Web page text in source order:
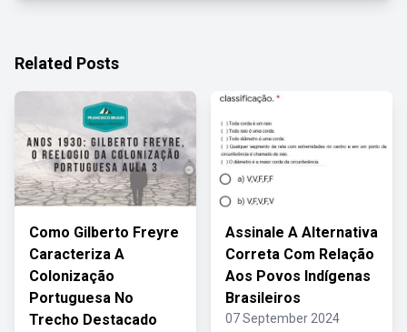
Related Posts
Como Gilberto Freyre
Caracteriza A
Colonização
Portuguesa No
Trecho Destacado
Assinale A Alternativa
Correta Com Relação
Aos Povos Indígenas
Brasileiros
07 September 2024